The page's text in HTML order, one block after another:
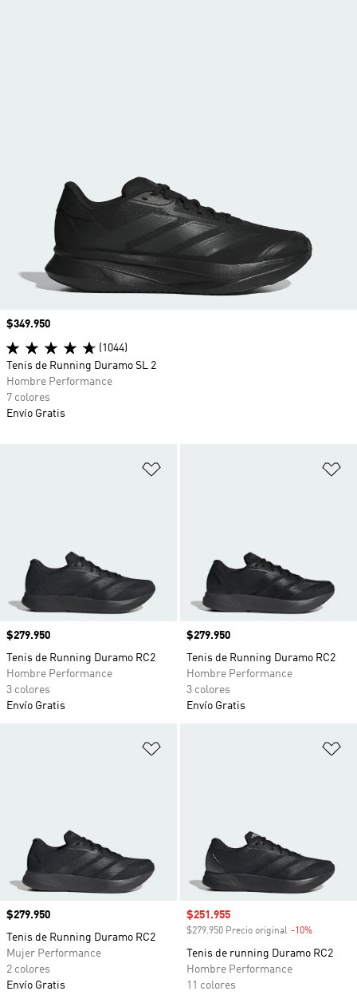
Precio
$279.950
Tenis de Running Duramo RC2
Hombre Performance
3 colores
Envío Gratis
Precio
$279.950
Tenis de Running Duramo RC2
Hombre Performance
3 colores
Envío Gratis
Precio
$279.950
Tenis de Running Duramo RC2
Mujer Performance
2 colores
Envío Gratis
Precio de venta
$251.955
$279.950 Precio original -10%
Tenis de running Duramo RC2
Hombre Performance
11 colores
Precio
$349.950
(1044)
Tenis de Running Duramo SL 2
Hombre Performance
7 colores
Envío Gratis